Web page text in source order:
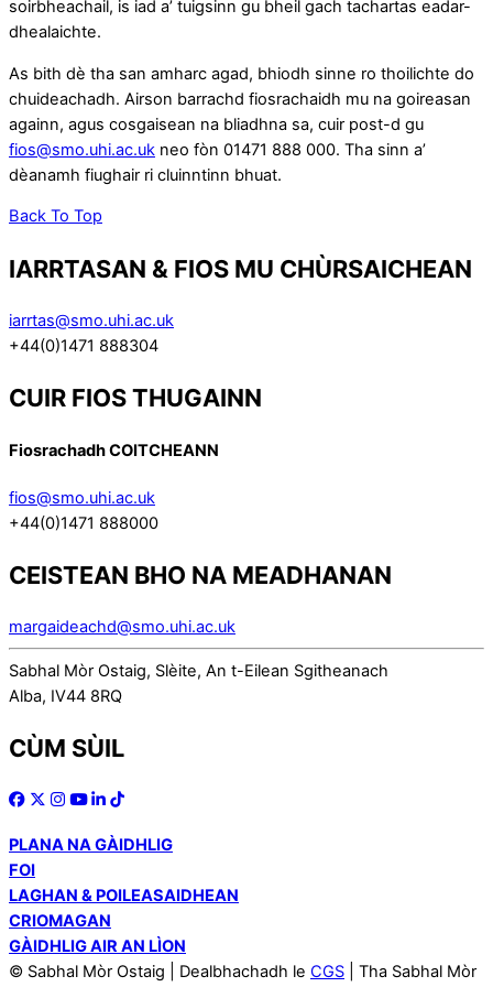
soirbheachail, is iad a’ tuigsinn gu bheil gach tachartas eadar-
dhealaichte.
As bith dè tha san amharc agad, bhiodh sinne ro thoilichte do
chuideachadh. Airson barrachd fiosrachaidh mu na goireasan
againn, agus cosgaisean na bliadhna sa, cuir post-d gu
fios@smo.uhi.ac.uk neo fòn 01471 888 000. Tha sinn a’
dèanamh fiughair ri cluinntinn bhuat.
Back To Top
IARRTASAN & FIOS MU CHÙRSAICHEAN
iarrtas@smo.uhi.ac.uk
+44(0)1471 888304
CUIR FIOS THUGAINN
Fiosrachadh COITCHEANN
fios@smo.uhi.ac.uk
+44(0)1471 888000
CEISTEAN BHO NA MEADHANAN
margaideachd@smo.uhi.ac.uk
Sabhal Mòr Ostaig, Slèite, An t-Eilean Sgitheanach
Alba, IV44 8RQ
CÙM SÙIL
PLANA NA GÀIDHLIG
FOI
LAGHAN & POILEASAIDHEAN
CRIOMAGAN
GÀIDHLIG AIR AN LÌON
© Sabhal Mòr Ostaig | Dealbhachadh le CGS | Tha Sabhal Mòr